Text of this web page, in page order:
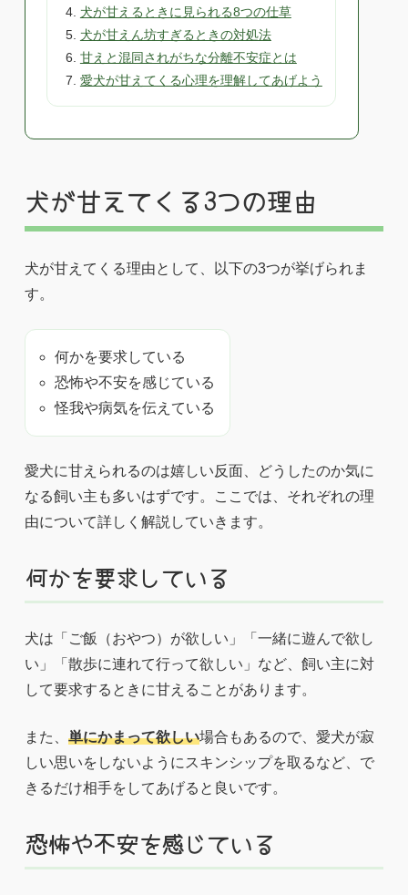
犬が甘えるときに見られる8つの仕草
犬が甘えん坊すぎるときの対処法
甘えと混同されがちな分離不安症とは
愛犬が甘えてくる心理を理解してあげよう
犬が甘えてくる3つの理由
犬が甘えてくる理由として、以下の3つが挙げられま
す。
何かを要求している
恐怖や不安を感じている
怪我や病気を伝えている
愛犬に甘えられるのは嬉しい反面、どうしたのか気に
なる飼い主も多いはずです。ここでは、それぞれの理
由について詳しく解説していきます。
何かを要求している
犬は「ご飯（おやつ）が欲しい」「一緒に遊んで欲し
い」「散歩に連れて行って欲しい」など、飼い主に対
して要求するときに甘えることがあります。
また、 単にかまって欲しい場合もあるので、愛犬が寂
しい思いをしないようにスキンシップを取るなど、で
きるだけ相手をしてあげると良いです。
恐怖や不安を感じている